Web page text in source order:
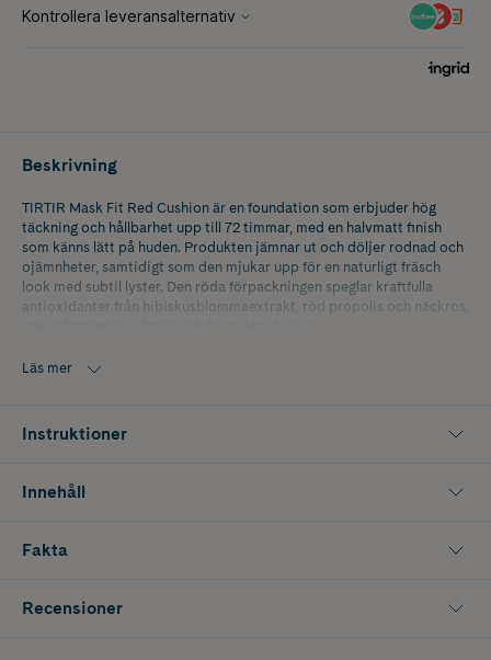
Beskrivning
TIRTIR Mask Fit Red Cushion är en foundation som erbjuder hög
täckning och hållbarhet upp till 72 timmar, med en halvmatt finish
som känns lätt på huden. Produkten jämnar ut och döljer rodnad och
ojämnheter, samtidigt som den mjukar upp för en naturligt fräsch
look med subtil lyster. Den röda förpackningen speglar kraftfulla
antioxidanter från hibiskusblommaextrakt, röd propolis och näckros,
25N Mocha: En medium beige med neutrala undetoner.
Läs mer
Instruktioner
Innehåll
Fakta
Recensioner